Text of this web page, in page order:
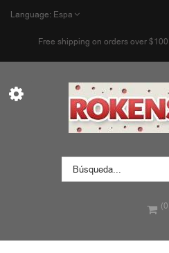
Language: Espa
Free shipping on orders over